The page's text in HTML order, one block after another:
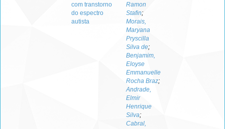
com transtorno
do espectro
autista
Ramon
Stafin;
Morais,
Maryana
Pryscilla
Silva de;
Benjamim,
Eloyse
Emmanuelle
Rocha Braz;
Andrade,
Elmir
Henrique
Silva;
Cabral,